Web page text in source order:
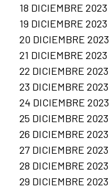
18 DICIEMBRE 2023
19 DICIEMBRE 2023
20 DICIEMBRE 2023
21 DICIEMBRE 2023
22 DICIEMBRE 2023
23 DICIEMBRE 2023
24 DICIEMBRE 2023
25 DICIEMBRE 2023
26 DICIEMBRE 2023
27 DICIEMBRE 2023
28 DICIEMBRE 2023
29 DICIEMBRE 2023